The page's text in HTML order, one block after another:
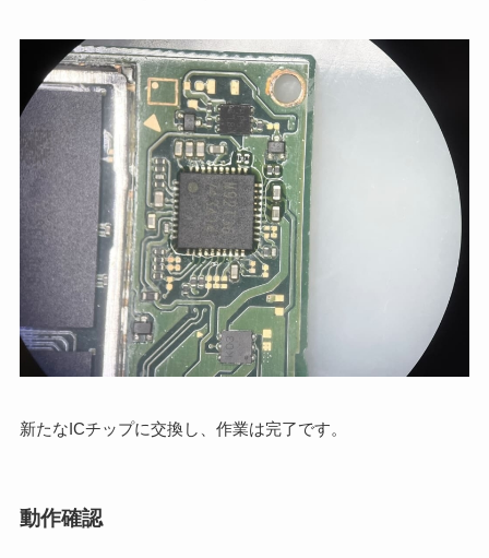
新たなICチップに交換し、作業は完了です。
動作確認